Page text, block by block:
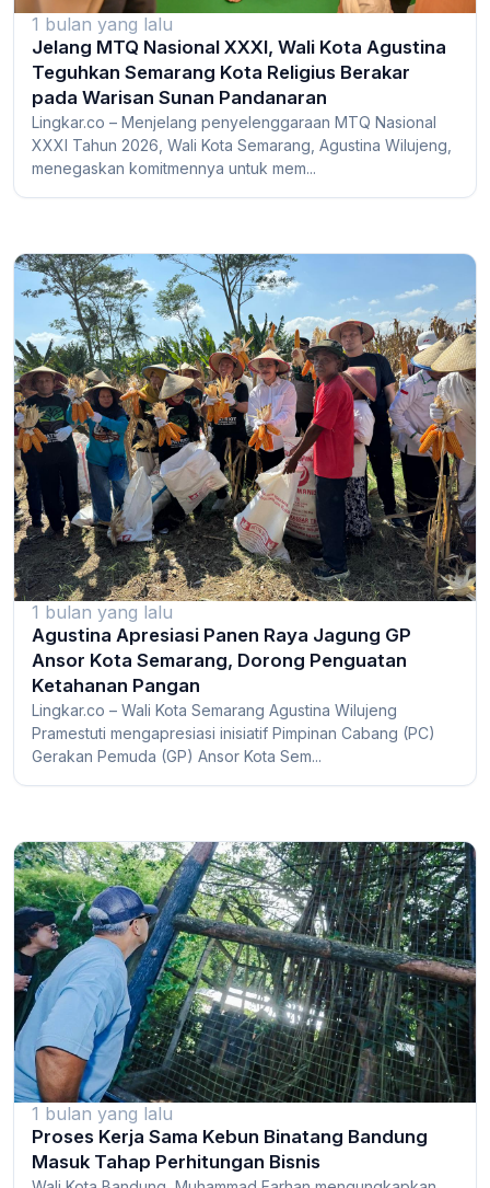
1 bulan yang lalu
Jelang MTQ Nasional XXXI, Wali Kota Agustina
Teguhkan Semarang Kota Religius Berakar
pada Warisan Sunan Pandanaran
Lingkar.co – Menjelang penyelenggaraan MTQ Nasional
XXXI Tahun 2026, Wali Kota Semarang, Agustina Wilujeng,
menegaskan komitmennya untuk mem...
1 bulan yang lalu
Agustina Apresiasi Panen Raya Jagung GP
Ansor Kota Semarang, Dorong Penguatan
Ketahanan Pangan
Lingkar.co – Wali Kota Semarang Agustina Wilujeng
Pramestuti mengapresiasi inisiatif Pimpinan Cabang (PC)
Gerakan Pemuda (GP) Ansor Kota Sem...
1 bulan yang lalu
Proses Kerja Sama Kebun Binatang Bandung
Masuk Tahap Perhitungan Bisnis